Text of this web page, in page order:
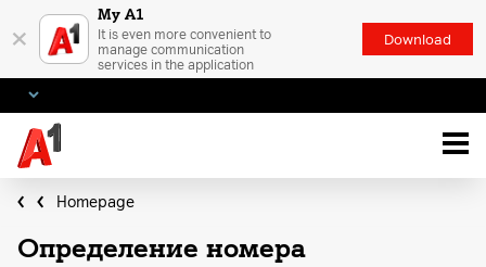
×
My A1
It is even more convenient to
manage communication
services in the application
Download
Homepage
Определение номера